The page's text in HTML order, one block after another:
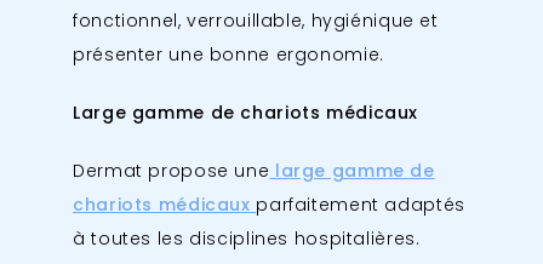
fonctionnel, verrouillable, hygiénique et
présenter une bonne ergonomie.
Large gamme de chariots médicaux
Dermat propose une large gamme de
chariots médicaux parfaitement adaptés
à toutes les disciplines hospitalières.